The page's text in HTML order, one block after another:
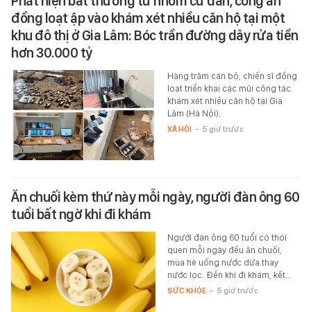
đồng loạt ập vào khám xét nhiều căn hộ tại một
khu đô thị ở Gia Lâm: Bóc trần đường dây rửa tiền
hơn 30.000 tỷ
Hàng trăm cán bộ, chiến sĩ đồng
loạt triển khai các mũi công tác
khám xét nhiều căn hộ tại Gia
Lâm (Hà Nội).
XÃ HỘI - 5 giờ trước
Ăn chuối kèm thứ này mỗi ngày, người đàn ông 60
tuổi bất ngờ khi đi khám
Người đàn ông 60 tuổi có thói
quen mỗi ngày đều ăn chuối,
mùa hè uống nước dừa thay
nước lọc. Đến khi đi khám, kết…
SỨC KHỎE - 5 giờ trước